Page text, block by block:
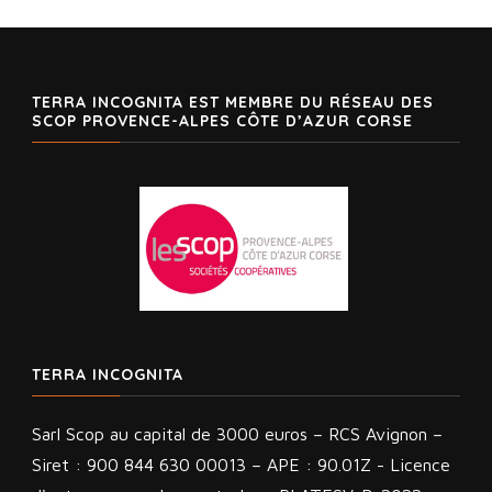
TERRA INCOGNITA EST MEMBRE DU RÉSEAU DES
SCOP PROVENCE-ALPES CÔTE D’AZUR CORSE
TERRA INCOGNITA
Sarl Scop au capital de 3000 euros – RCS Avignon –
Siret : 900 844 630 00013 – APE : 90.01Z - Licence